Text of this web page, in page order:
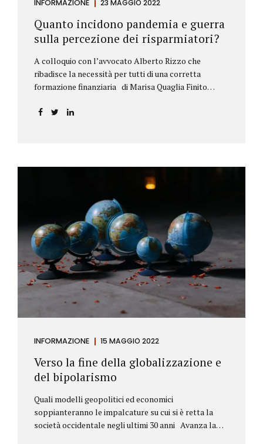
INFORMAZIONE 23 MAGGIO 2022
Quanto incidono pandemia e guerra
sulla percezione dei risparmiatori?
A colloquio con l’avvocato Alberto Rizzo che
ribadisce la necessità per tutti di una corretta
formazione finanziaria di Marisa Quaglia Finito
periodo grigio della pandemia da Covid, possiamo
bancario e postale, direttore generale
dell’Accademia di educazione finanziaria presieduta
da Beppe Ghisolfi. Avvocato Rizzo, si sono
registrati cambiamenti sulla percezione della
sicurezza dei propri risparmi? Parto da una
considerazione scientifica. John Ioannidis, noto
professore di medicina, di epidemiologia e...
INFORMAZIONE 15 MAGGIO 2022
Verso la fine della globalizzazione e
del bipolarismo
Quali modelli geopolitici ed economici
soppianteranno le impalcature su cui si è retta la
società occidentale negli ultimi 30 anni Avanza la